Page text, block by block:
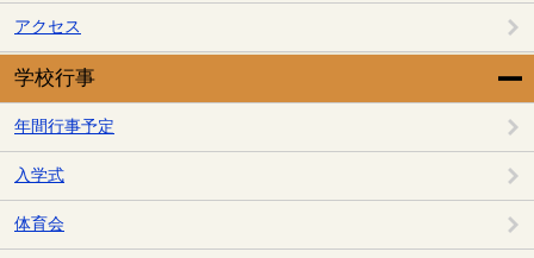
アクセス
学校行事
年間行事予定
入学式
体育会